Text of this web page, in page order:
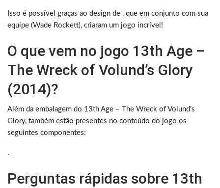
Isso é possível graças ao design de , que em conjunto com sua
equipe (Wade Rockett), criaram um jogo incrível!
O que vem no jogo 13th Age –
The Wreck of Volund’s Glory
(2014)?
Além da embalagem do 13th Age – The Wreck of Volund’s
Glory, também estão presentes no conteúdo do jogo os
seguintes componentes:
.
Perguntas rápidas sobre 13th